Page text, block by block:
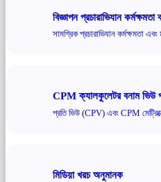
বিজ্ঞাপন প্রচারাভিযান
সামগ্রিক প্রচারাভিযান কর্মক্ষমতা
CPM ক্যালকুলেটর বনাম ভিউ
প্রতি ভিউ (CPV) এবং CPM
মিডিয়া খরচ অনুমানক